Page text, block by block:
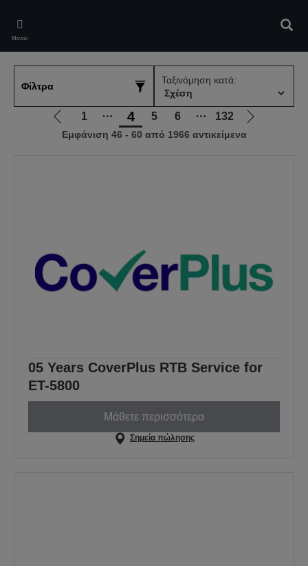
main
content
Μενού
Φίλτρα
Ταξινόμηση κατά:
Μετάβαση
στην
1 ⋯ 4 5 6 ⋯ 132
Μετάβαση
Εμφάνιση 46 - 60 από 1966 αντικείμενα
05 Years CoverPlus RTB Service for
ET-5800
Μάθετε περισσότερα
Σημεία πώλησης